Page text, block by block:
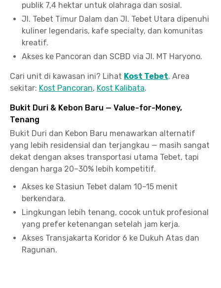
publik 7,4 hektar untuk olahraga dan sosial.
Jl. Tebet Timur Dalam dan Jl. Tebet Utara dipenuhi
kuliner legendaris, kafe specialty, dan komunitas
kreatif.
Akses ke Pancoran dan SCBD via Jl. MT Haryono.
Cari unit di kawasan ini? Lihat Kost Tebet. Area
sekitar: Kost Pancoran, Kost Kalibata.
Bukit Duri & Kebon Baru — Value-for-Money,
Tenang
Bukit Duri dan Kebon Baru menawarkan alternatif
yang lebih residensial dan terjangkau — masih sangat
dekat dengan akses transportasi utama Tebet, tapi
dengan harga 20–30% lebih kompetitif.
Akses ke Stasiun Tebet dalam 10–15 menit
berkendara.
Lingkungan lebih tenang, cocok untuk profesional
yang prefer ketenangan setelah jam kerja.
Akses Transjakarta Koridor 6 ke Dukuh Atas dan
Ragunan.